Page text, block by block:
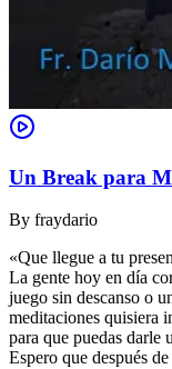
Un Break para
By fraydario
«Que llegue a tu
La gente hoy en día
juego sin descanso o
meditaciones quisiera
para que puedas darle
Espero que después